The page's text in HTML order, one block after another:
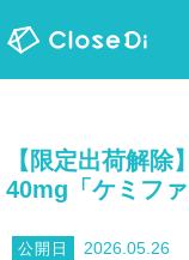
【限定出荷解
40mg「ケミフ
2026.05.26